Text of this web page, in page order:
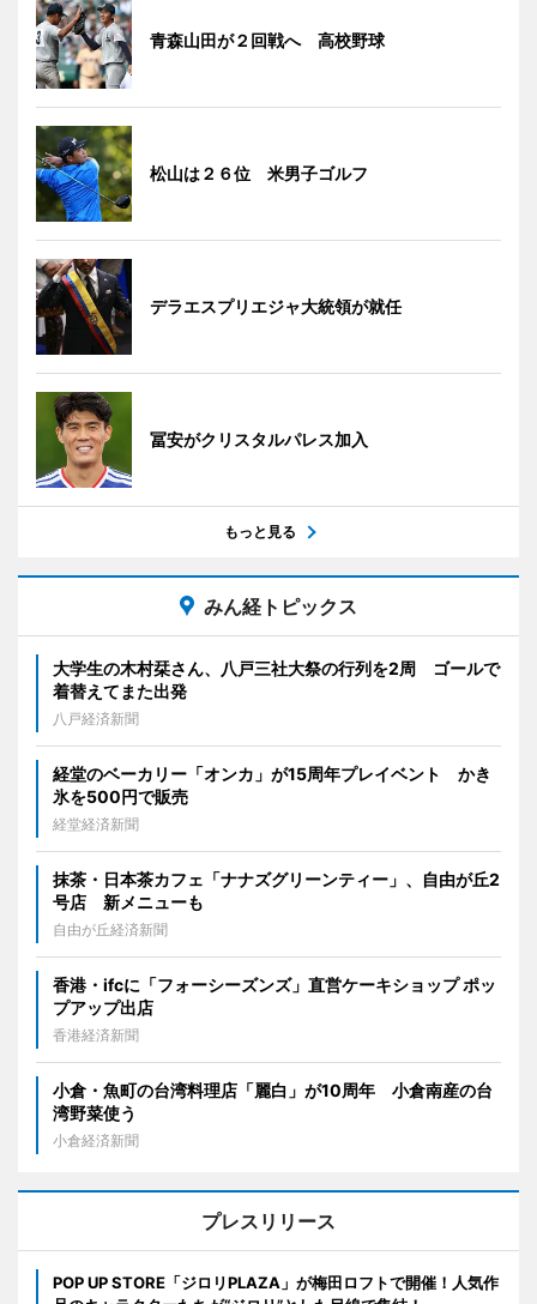
青森山田が２回戦へ 高校野球
松山は２６位 米男子ゴルフ
デラエスプリエジャ大統領が就任
冨安がクリスタルパレス加入
もっと見る
みん経トピックス
大学生の木村栞さん、八戸三社大祭の行列を2周 ゴールで
着替えてまた出発
八戸経済新聞
経堂のベーカリー「オンカ」が15周年プレイベント かき
氷を500円で販売
経堂経済新聞
抹茶・日本茶カフェ「ナナズグリーンティー」、自由が丘2
号店 新メニューも
自由が丘経済新聞
香港・ifcに「フォーシーズンズ」直営ケーキショップ ポッ
プアップ出店
香港経済新聞
小倉・魚町の台湾料理店「麗白」が10周年 小倉南産の台
湾野菜使う
小倉経済新聞
プレスリリース
POP UP STORE「ジロリPLAZA」が梅田ロフトで開催！人気作